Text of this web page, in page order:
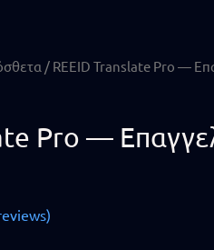
/ REEID Translate Pro —
Pro —